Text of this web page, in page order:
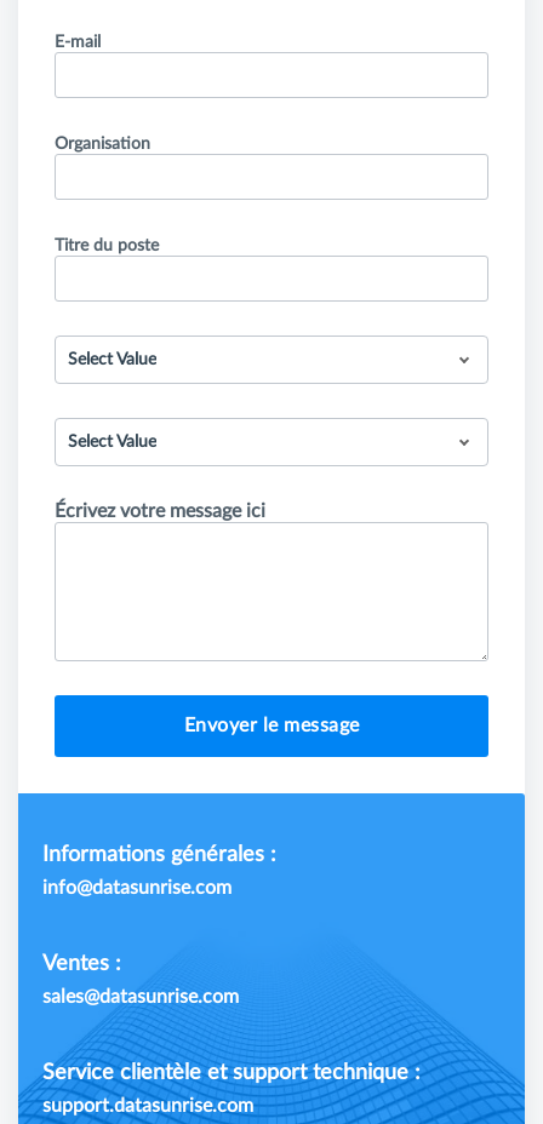
E-mail
Organisation
Titre du poste
Select Value
Select Value
Écrivez votre message ici
Envoyer le message
Informations générales :
info@datasunrise.com
Ventes :
sales@datasunrise.com
Service clientèle et support technique :
support.datasunrise.com